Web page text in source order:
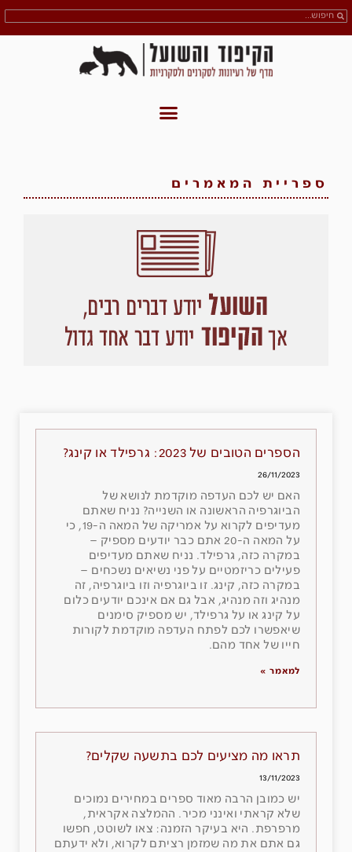
ספריית המאמרים
הספרים הטובים של 2023: גרפילד או קינג?
26/11/2023
האם יש לכם העדפה מוקדמת לנושא של
הביוגרפיה הראשונה או השנייה? נניח שאתם
מעדיפים לקרוא על אמריקה של המאה ה-19, כי
על המאה ה-20 אתם כבר יודעים מספיק –
במקרה כזה, גרפילד. נניח שאתם מעדיפים
פעילים כריזמטיים על פני נשיאים נשכחים –
במקרה כזה, קינג. זו ביוגרפיה וזו ביוגרפיה, זה
מנהיג וזה מנהיג, אבל גם אם אינכם יודעים כלום
על קינג או על גרפילד, יש מספיק סימנים
שיאפשרו לכם לפתח העדפה מוקדמת לקורות
חייו של אחד מהם.
למאמר »
תראו מה מציעים לכם בתשעה שקלים?
13/11/2023
יש כמובן הרבה מאוד ספרים במחירים נמוכים
שלא קראתי ואינני מכיר. ההמלצה אקראית,
מרפרפת. היא בעיקר הזמנה: צאו לשוטט, חפשו
גם אתם את מה שמזמן רציתם לקרוא, ולא ידעתם